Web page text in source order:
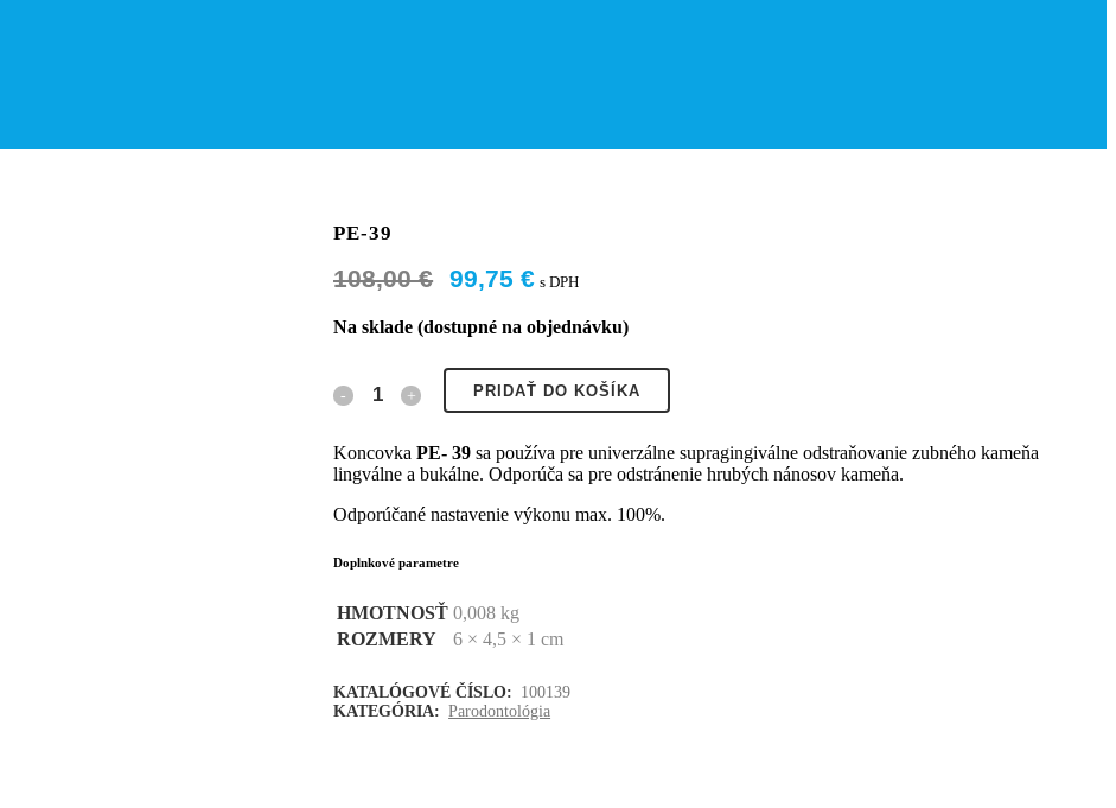
PE-39
108,00€ 99,75€ s DPH
Na sklade (dostupné na objednávku)
PRIDAŤ DO KOŠÍKA
KoncovkaPE- 39 sa používa pre univerzálne supragingiválne odstraňovanie zubného kameňa
lingválne a bukálne. Odporúča sa pre odstránenie hrubých nánosov kameňa.
Odporúčané nastavenie výkonu max. 100%.
Doplnkové parametre
HMOTNOSŤ 0,008 kg
ROZMERY
6 × 4,5 × 1 cm
KATALÓGOVÉ ČÍSLO: 100139
KATEGÓRIA: Parodontológia